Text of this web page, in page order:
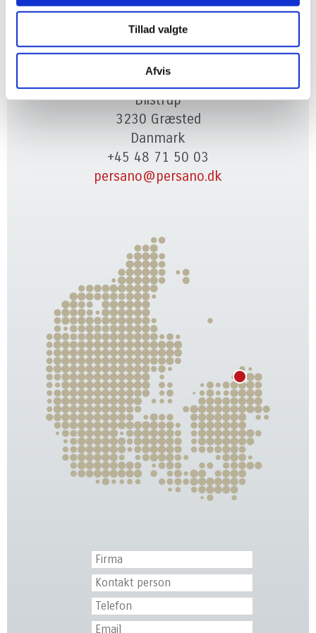
Tillad valgte
Afvis
Blistrup
3230 Græsted
Danmark
+45 48 71 50 03
persano@persano.dk